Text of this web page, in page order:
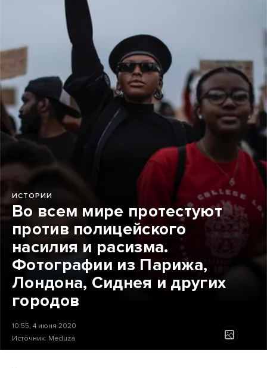
ИСТОРИИ
Во всем мире протестуют
против полицейского
насилия и расизма.
Фотографии из Парижа,
Лондона, Сиднея и других
городов
10:55, 4 июня 2020
Источник: Meduza